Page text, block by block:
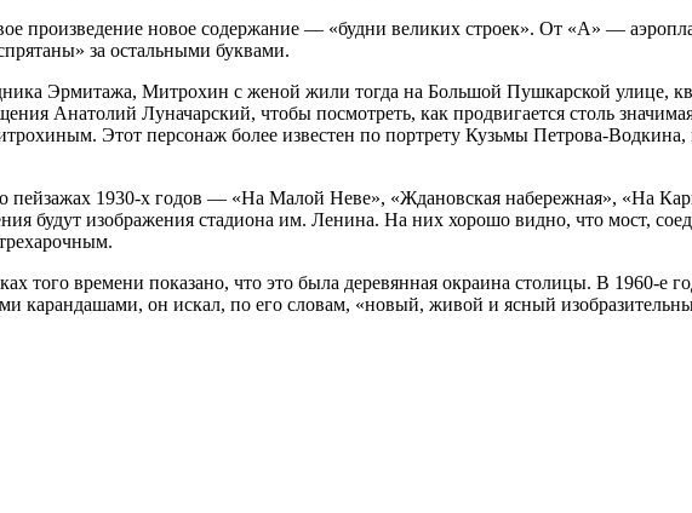
произведение новое содержание — «будни великих строек». От «А» —
за остальными буквами.
Эрмитажа, Митрохин с женой жили тогда на Большой Пушкарской улице,
Анатолий Луначарский, чтобы посмотреть, как продвигается столь
Этот персонаж более известен по портрету Кузьмы Петрова-Водкина,
1930‑х годов — «На Малой Неве», «Ждановская набережная», «На
будут изображения стадиона им. Ленина. На них хорошо видно, что мост,
того времени показано, что это была деревянная окраина столицы. В 1960‑е
он искал, по его словам, «новый, живой и ясный